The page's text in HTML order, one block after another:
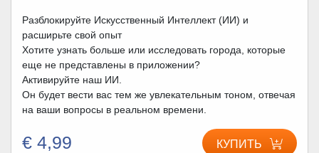
Разблокируйте Искусственный Интеллект (ИИ) и
расширьте свой опыт
Хотите узнать больше или исследовать города, которые
еще не представлены в приложении?
Активируйте наш ИИ.
Он будет вести вас тем же увлекательным тоном, отвечая
на ваши вопросы в реальном времени.
€ 4,99 КУПИТЬ